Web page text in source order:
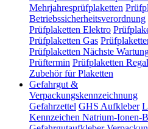
Mehrjahresprüfplaketten
Betriebssicherheitsverordnung
Prüfplaketten Elektro
Prüfplaketten Gas
Prüfplaketten Nächste
Prüftermin Prüfplaketten
Zubehör für Plaketten
Gefahrgut &
Verpackungskennzeichnung
Gefahrzettel GHS Aufkleber
Kennzeichen Natrium-Ionen-